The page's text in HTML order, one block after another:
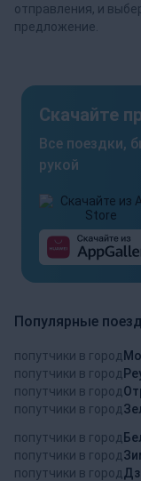
отправления, и
предложение.
Скачайте
Все поездки,
рукой
Популярные
попутчики в город
попутчики в город
попутчики в город
попутчики в город
попутчики в город
попутчики в город
попутчики в город